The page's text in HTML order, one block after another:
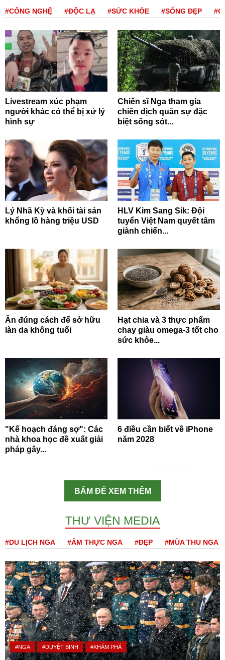
#CÔNG NGHỆ #ĐỘC LẠ #SỨC KHỎE #SỐNG ĐẸP
Livestream xúc phạm
người khác có thể bị xử lý
hình sự
Chiến sĩ Nga tham gia
chiến dịch quân sự đặc
biệt sống sót...
Lý Nhã Kỳ và khối tài sản
khổng lồ hàng triệu USD
HLV Kim Sang Sik: Đội
tuyển Việt Nam quyết tâm
giành chiến...
Ăn đúng cách để sở hữu
làn da không tuổi
Hạt chia và 3 thực phẩm
chay giàu omega-3 tốt cho
sức khỏe...
"Kế hoạch đáng sợ": Các
nhà khoa học đề xuất giải
pháp gây...
6 điều cần biết về iPhone
năm 2028
BẤM ĐỂ XEM THÊM
THƯ VIỆN MEDIA
#DU LỊCH NGA #ẨM THỰC NGA #ĐẸP #MÙA THU NGA
#NGA #DUYỆT BINH #KHÁM PHÁ